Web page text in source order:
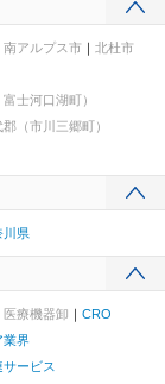
南アルプス市
北杜市
士河口湖町）
（市川三郷町）
川県
医療機器卸
CRO
業界
ービス